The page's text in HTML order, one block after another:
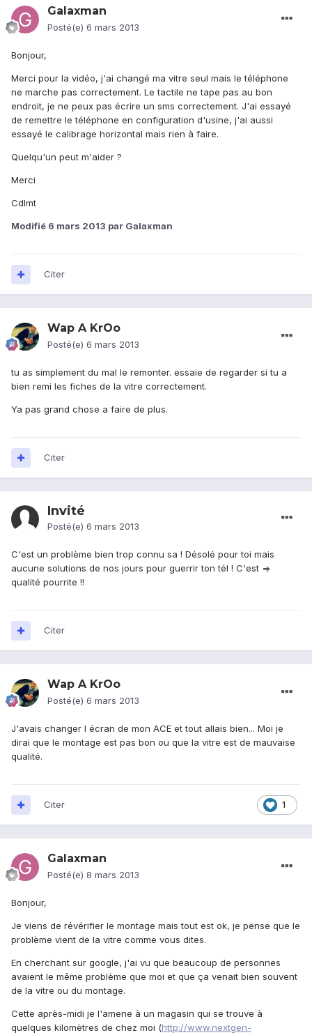
Galaxman
Posté(e) 6 mars 2013
Bonjour,
Merci pour la vidéo, j'ai changé ma vitre seul mais le téléphone
ne marche pas correctement. Le tactile ne tape pas au bon
endroit, je ne peux pas écrire un sms correctement. J'ai essayé
de remettre le téléphone en configuration d'usine, j'ai aussi
essayé le calibrage horizontal mais rien à faire.
Quelqu'un peut m'aider ?
Merci
Cdlmt
Modifié 6 mars 2013 par Galaxman
Citer
Wap A KrOo
Posté(e) 6 mars 2013
tu as simplement du mal le remonter. essaie de regarder si tu a
bien remi les fiches de la vitre correctement.
Ya pas grand chose a faire de plus.
Citer
Invité
Posté(e) 6 mars 2013
C'est un problème bien trop connu sa ! Désolé pour toi mais
aucune solutions de nos jours pour guerrir ton tél ! C'est =>
qualité pourrite !!
Citer
Wap A KrOo
Posté(e) 6 mars 2013
J'avais changer l écran de mon ACE et tout allais bien... Moi je
dirai que le montage est pas bon ou que la vitre est de mauvaise
qualité.
1
Citer
Galaxman
Posté(e) 8 mars 2013
Bonjour,
Je viens de révérifier le montage mais tout est ok, je pense que le
problème vient de la vitre comme vous dites.
En cherchant sur google, j'ai vu que beaucoup de personnes
avaient le même problème que moi et que ça venait bien souvent
de la vitre ou du montage.
Cette après-midi je l'amene à un magasin qui se trouve à
quelques kilomètres de chez moi (http://www.nextgen-